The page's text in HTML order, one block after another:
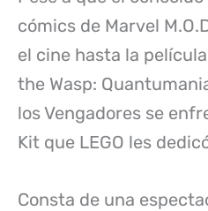
cómics de Marvel
el cine hasta la
the Wasp:
los Vengadores se
Kit que LEGO les
Consta de una